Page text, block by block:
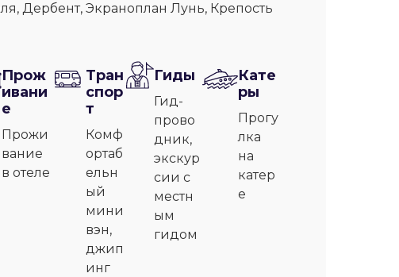
Дербент, Экраноплан Лунь, Крепость
Прож
ивани
е
Прожи
вание
в отеле
Тран
спор
т
Комф
ортаб
ельн
ый
мини
вэн,
джип
инг
Гиды
Гид-
прово
дник,
экскур
сии с
местн
ым
гидом
Кате
ры
Прогу
лка
на
катер
е